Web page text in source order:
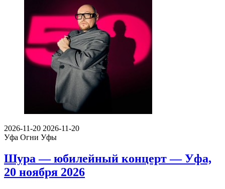
2026-11-20 2026-11-20
Уфа Огни Уфы
Шура — юбилейный концерт — Уфа,
20 ноября 2026